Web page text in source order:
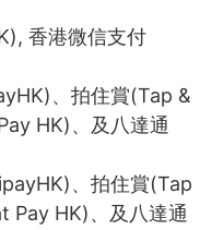
香港微信支付
、拍住賞(Tap &
HK)、及八達通
、拍住賞(Tap
Pay HK)、及八達通